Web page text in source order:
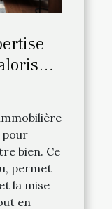
pour
bien. Ce
permet
la mise
en